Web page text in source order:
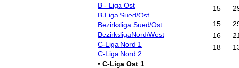
B - Liga Ost
B-Liga Sued/Ost
Bezirksliga Sued/Ost
BezirksligaNord/West
C-Liga Nord 1
C-Liga Nord 2
• C-Liga Ost 1
15
15
16
18